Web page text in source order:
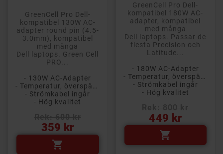
GreenCell Pro Dell-
kompatibel 130W AC-
adapter round pin (4.5-
3.0mm), kompatibel
med många
Dell laptops. Green Cell
PRO...
- 130W AC-Adapter
- Strömkabel ingår
- Hög kvalitet
359 kr

GreenCell Pro Dell-
kompatibel 180W AC-
adapter, kompatibel
med många
Dell laptops. Passar de
flesta Precision och
Latitude...
- 180W AC-Adapter
- Strömkabel ingår
- Hög kvalitet
449 kr
